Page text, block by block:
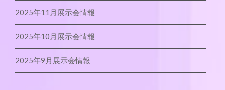
2025年11月展示会情報
2025年10月展示会情報
2025年9月展示会情報